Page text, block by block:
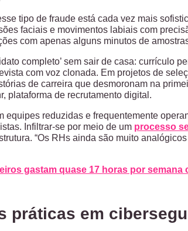
tipo de fraude está cada vez mais
faciais e movimentos labiais com
com apenas alguns minutos de
completo’ sem sair de casa: currículo
com voz clonada. Em projetos de
de carreira que desmoronam na
plataforma de recrutamento digital.
equipes reduzidas e frequentemente
Infiltrar-se por meio de um processo
“Os RHs ainda são muito
gastam quase 17 horas por
práticas em